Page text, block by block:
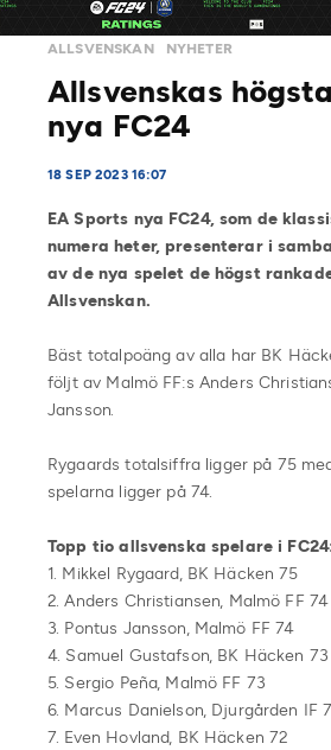
ALLSVENSKAN NYHETER
Allsvenskas
nya FC24
18 SEP 2023 16:07
EA Sports nya FC24, som de
numera heter, presenterar i
av de nya spelet de högst
Allsvenskan.
Bäst totalpoäng av alla har BK
följt av Malmö FF:s Anders
Jansson.
Rygaards totalsiffra ligger på 75
spelarna ligger på 74.
Topp tio allsvenska spelare i
1. Mikkel Rygaard, BK Häcken 75
2. Anders Christiansen, Malmö FF 74
3. Pontus Jansson, Malmö FF 74
4. Samuel Gustafson, BK Häcken 73
5. Sergio Peña, Malmö FF 73
6. Marcus Danielson, Djurgården IF
7. Even Hovland, BK Häcken 72